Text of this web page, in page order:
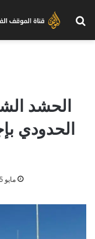
بحث عن
الحشد
الحدودي
مايو 25, 2026